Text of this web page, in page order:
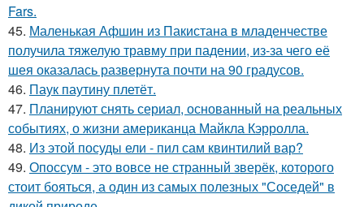
Fars.
45. Маленькая Афшин из Пакистана в младенчестве
получила тяжелую травму при падении, из-за чего её
шея оказалась развернута почти на 90 градусов.
46. Паук паутину плетёт.
47. Планируют снять сериал, основанный на реальных
событиях, о жизни американца Майкла Кэрролла.
48. Из этой посуды ели - пил сам квинтилий вар?
49. Опоссум - это вовсе не странный зверёк, которого
стоит бояться, а один из самых полезных "Соседей" в